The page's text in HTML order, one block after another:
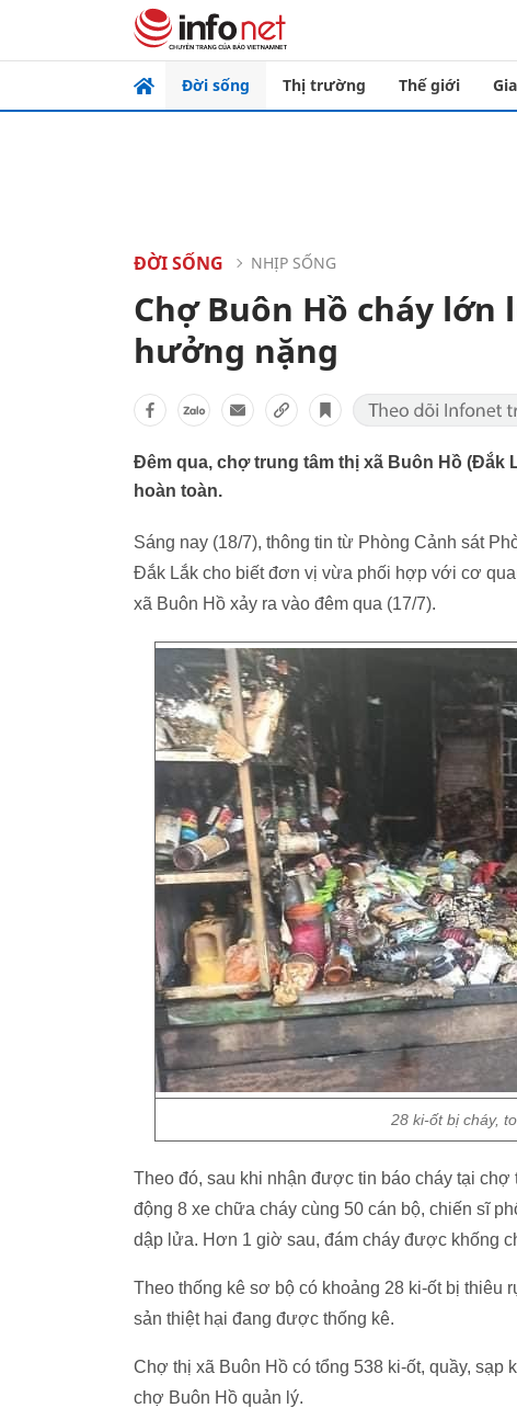
Đời sống Thị trường Thế giới
ĐỜI SỐNG NHỊP SỐNG
Chợ Buôn Hồ cháy
hưởng nặng
Đêm qua, chợ trung tâm thị xã Buôn Hồ (Đắk
hoàn toàn.
Sáng nay (18/7), thông tin từ Phòng Cảnh sát
Đắk Lắk cho biết đơn vị vừa phối hợp với cơ
xã Buôn Hồ xảy ra vào đêm qua (17/7).
28 ki-ốt bị cháy,
Theo đó, sau khi nhận được tin báo cháy tại
động 8 xe chữa cháy cùng 50 cán bộ, chiến sĩ
dập lửa. Hơn 1 giờ sau, đám cháy được khống
Theo thống kê sơ bộ có khoảng 28 ki-ốt bị thiêu
sản thiệt hại đang được thống kê.
Chợ thị xã Buôn Hồ có tổng 538 ki-ốt, quầy, sạp
chợ Buôn Hồ quản lý.